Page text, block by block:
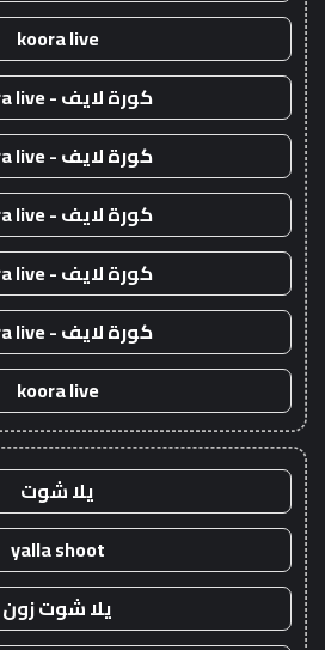
koora live
كورة لايف - koora live
كورة لايف - koora live
كورة لايف - koora live
كورة لايف - koora live
كورة لايف - koora live
koora live
يلا شوت
yalla shoot
يلا شوت زون